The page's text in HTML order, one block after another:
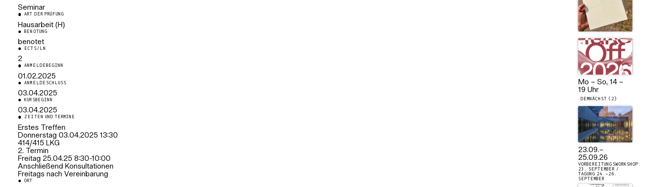
Mo – So, 14 –
19 Uhr
DEMNÄCHST (2)
23.09.–
25.09.26
VORBEREITUNGSWORKSHOP:
23. SEPTEMBER /
TAGUNG 24.–26.
SEPTEMBER
Seminar
ART DER PRÜFUNG
Hausarbeit (H)
BENOTUNG
benotet
ECTS/LN
2
ANMELDEBEGINN
01.02.2025
ANMELDESCHLUSS
03.04.2025
KURSBEGINN
03.04.2025
ZEITEN UND TERMINE
Erstes Treffen
Donnerstag 03.04.2025 13:30
414/415 LKG
2. Termin
Freitag 25.04.25 8:30-10:00
Anschließend Konsultationen
Freitags nach Vereinbarung
ORT